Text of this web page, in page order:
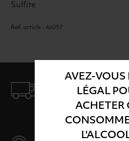
AVEZ-VOUS
LÉGAL
ACHETER
Sulfite
Ref. article : 46057
LIVRAISON
LIVRAISON EN 24H
DELÀ DE 100€